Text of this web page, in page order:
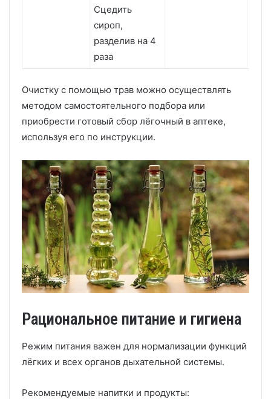
Сцедить
сироп,
разделив на 4
раза
Очистку с помощью трав можно осуществлять
методом самостоятельного подбора или
приобрести готовый сбор лёгочный в аптеке,
используя его по инструкции.
Рациональное питание и гигиена
Режим питания важен для нормализации функций
лёгких и всех органов дыхательной системы.
Рекомендуемые напитки и продукты: